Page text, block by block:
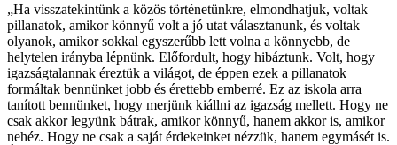
„Ha visszatekintünk a közös történetünkre, elmondhatjuk, voltak
pillanatok, amikor könnyű volt a jó utat választanunk, és voltak
olyanok, amikor sokkal egyszerűbb lett volna a könnyebb, de
helytelen irányba lépnünk. Előfordult, hogy hibáztunk. Volt, hogy
igazságtalannak éreztük a világot, de éppen ezek a pillanatok
formáltak bennünket jobb és érettebb emberré. Ez az iskola arra
tanított bennünket, hogy merjünk kiállni az igazság mellett. Hogy ne
csak akkor legyünk bátrak, amikor könnyű, hanem akkor is, amikor
nehéz. Hogy ne csak a saját érdekeinket nézzük, hanem egymásét is.